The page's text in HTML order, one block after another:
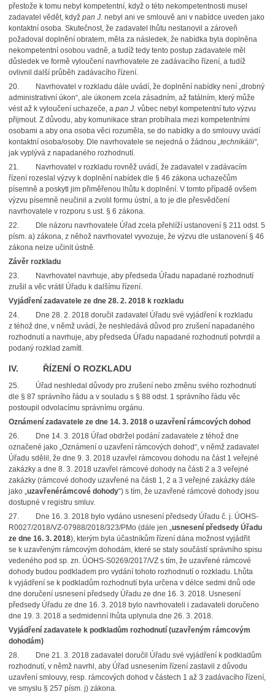
přestože k tomu nebyl kompetentní, když o této nekompetentnosti musel
zadavatel vědět, když pan J. nebyl ani ve smlouvě ani v nabídce uveden jako
kontaktní osoba. Skutečnost, že zadavatel lhůtu nestanovil a zároveň
požadoval doplnění obratem, měla za následek, že nabídka byla doplněna
nekompetentní osobou vadně, a tudíž tedy tento postup zadavatele měl
důsledek ve formě vyloučení navrhovatele ze zadávacího řízení, a tudíž
ovlivnil další průběh zadávacího řízení.
20.
Navrhovatel v rozkladu dále uvádí, že doplnění nabídky není „drobný
administrativní úkon“, ale úkonem zcela zásadním, až fatálním, který může
vést až k vyloučení uchazeče, a pan J. vůbec nebyl kompetentní tuto výzvu
přijmout. Z důvodu, aby komunikace stran probíhala mezi kompetentními
osobami a aby ona osoba věci rozuměla, se do nabídky a do smlouvy uvádí
kontaktní osoba/osoby. Dle navrhovatele se nejedná o žádnou „technikálii“,
jak vyplývá z napadaného rozhodnutí.
21.
Navrhovatel v rozkladu rovněž uvádí, že zadavatel v zadávacím
řízení rozeslal výzvy k doplnění nabídek dle § 46 zákona uchazečům
písemně a poskytl jim přiměřenou lhůtu k doplnění. V tomto případě ovšem
výzvu písemně neučinil a zvolil formu ústní, a to je dle přesvědčení
navrhovatele v rozporu s ust. § 6 zákona.
22.
Dle názoru navrhovatele Úřad zcela přehlíží ustanovení § 211 odst. 5
písm. a) zákona, z něhož navrhovatel vyvozuje, že výzvu dle ustanovení § 46
zákona nelze učinit ústně.
Závěr rozkladu
23.
Navrhovatel navrhuje, aby předseda Úřadu napadané rozhodnutí
zrušil a věc vrátil Úřadu k dalšímu řízení.
Vyjádření zadavatele ze dne 28. 2. 2018 k rozkladu
24.
Dne 28. 2. 2018 doručil zadavatel Úřadu své vyjádření k rozkladu
z téhož dne, v němž uvádí, že neshledává důvod pro zrušení napadaného
rozhodnutí a navrhuje, aby předseda Úřadu napadané rozhodnutí potvrdil a
podaný rozklad zamítl.
IV. ŘÍZENÍ O ROZKLADU
25.
Úřad neshledal důvody pro zrušení nebo změnu svého rozhodnutí
dle § 87 správního řádu a v souladu s § 88 odst. 1 správního řádu věc
postoupil odvolacímu správnímu orgánu.
Oznámení zadavatele ze dne 14. 3. 2018 o uzavření rámcových dohod
26.
Dne 14. 3. 2018 Úřad obdržel podání zadavatele z téhož dne
označené jako „Oznámení o uzavření rámcových dohod“, v němž zadavatel
Úřadu sdělil, že dne 9. 3. 2018 uzavřel rámcovou dohodu na část 1 veřejné
zakázky a dne 8. 3. 2018 uzavřel rámcové dohody na části 2 a 3 veřejné
zakázky (rámcové dohody uzavřené na části 1, 2 a 3 veřejné zakázky dále
jako „uzavřenérámcové dohody“) s tím, že uzavřené rámcové dohody jsou
dostupné v registru smluv.
27.
Dne 16. 3. 2018 bylo vydáno usnesení předsedy Úřadu č. j. ÚOHS-
R0027/2018/VZ-07988/2018/323/PMo (dále jen „usnesení předsedy Úřadu
ze dne 16. 3. 2018), kterým byla účastníkům řízení dána možnost vyjádřit
se k uzavřeným rámcovým dohodám, které se staly součástí správního spisu
vedeného pod sp. zn. ÚOHS-S0269/2017/VZ s tím, že uzavřené rámcové
dohody budou podkladem pro vydání tohoto rozhodnutí o rozkladu. Lhůta
k vyjádření se k podkladům rozhodnutí byla určena v délce sedmi dnů ode
dne doručení usnesení předsedy Úřadu ze dne 16. 3. 2018. Usnesení
předsedy Úřadu ze dne 16. 3. 2018 bylo navrhovateli i zadavateli doručeno
dne 19. 3. 2018 a sedmidenní lhůta uplynula dne 26. 3. 2018.
Vyjádření zadavatele k podkladům rozhodnutí (uzavřeným rámcovým
dohodám)
28.
Dne 21. 3. 2018 zadavatel doručil Úřadu své vyjádření k podkladům
rozhodnutí, v němž navrhl, aby Úřad usnesením řízení zastavil z důvodu
uzavření smlouvy, resp. rámcových dohod v částech 1 až 3 zadávacího řízení,
ve smyslu § 257 písm. j) zákona.